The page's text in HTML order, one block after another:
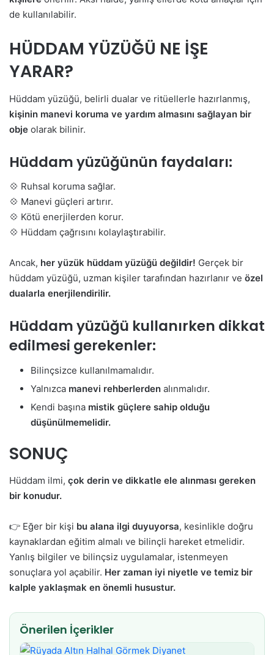
de kullanılabilir.
HÜDDAM YÜZÜĞÜ NE İŞE
YARAR?
Hüddam yüzüğü, belirli dualar ve ritüellerle hazırlanmış,
kişinin manevi koruma ve yardım almasını sağlayan bir
obje olarak bilinir.
Hüddam yüzüğünün faydaları:
💠 Ruhsal koruma sağlar.
💠 Manevi güçleri artırır.
💠 Kötü enerjilerden korur.
💠 Hüddam çağrısını kolaylaştırabilir.
Ancak, her yüzük hüddam yüzüğü değildir! Gerçek bir
hüddam yüzüğü, uzman kişiler tarafından hazırlanır ve özel
dualarla enerjilendirilir.
Hüddam yüzüğü kullanırken dikkat
edilmesi gerekenler:
Bilinçsizce kullanılmamalıdır.
Yalnızca manevi rehberlerden alınmalıdır.
Kendi başına mistik güçlere sahip olduğu
düşünülmemelidir.
SONUÇ
Hüddam ilmi, çok derin ve dikkatle ele alınması gereken
bir konudur.
👉 Eğer bir kişi bu alana ilgi duyuyorsa, kesinlikle doğru
kaynaklardan eğitim almalı ve bilinçli hareket etmelidir.
Yanlış bilgiler ve bilinçsiz uygulamalar, istenmeyen
sonuçlara yol açabilir. Her zaman iyi niyetle ve temiz bir
kalple yaklaşmak en önemli husustur.
Önerilen İçerikler